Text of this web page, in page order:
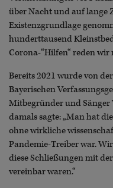
über Nacht und auf lange
Existenzgrundlage
hunderttausend
Corona-“Hilfen“ reden
Bereits 2021 wurde von
Bayerischen
Mitbegründer und
damals sagte: „Man hat
ohne wirkliche
Pandemie-Treiber war.
diese Schließungen mit
vereinbar waren.“